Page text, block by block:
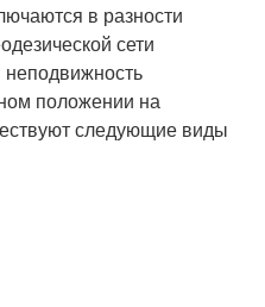
в разности
сети
неподвижность
положении на
следующие виды